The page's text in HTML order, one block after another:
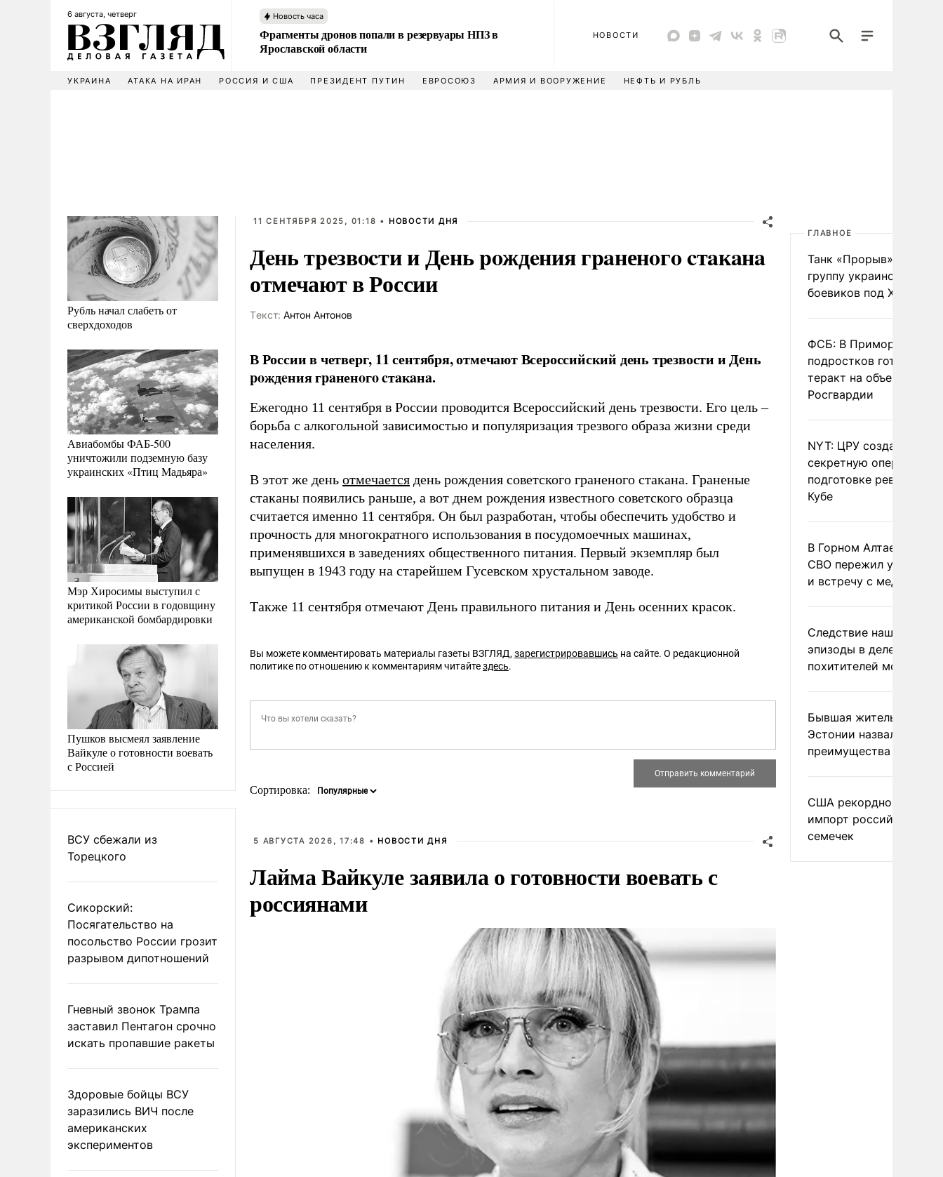
6 августа, четверг Новость часа
Фрагменты дронов попали в резервуары НПЗ в
Ярославской области
НОВОСТИ
УКРАИНА АТАКА НА ИРАН РОССИЯ И США ПРЕЗИДЕНТ ПУТИН ЕВРОСОЮЗ АРМИЯ И ВООРУЖЕНИЕ НЕФТЬ И РУБЛЬ
Рубль начал слабеть от
сверхдоходов
Авиабомбы ФАБ-500
уничтожили подземную базу
украинских «Птиц Мадьяра»
Мэр Хиросимы выступил с
критикой России в годовщину
американской бомбардировки
Пушков высмеял заявление
Вайкуле о готовности воевать
с Россией
ВСУ сбежали из
Торецкого
Сикорский:
Посягательство на
посольство России грозит
разрывом дипотношений
Гневный звонок Трампа
заставил Пентагон срочно
искать пропавшие ракеты
Здоровые бойцы ВСУ
заразились ВИЧ после
американских
экспериментов
11 СЕНТЯБРЯ 2025, 01:18 • НОВОСТИ ДНЯ
Дeнь тpeзвocти и Дeнь poждeния гpaненoгo cтaкaнa
отмечают в России
Tекст: Антон Антонов
В России в четверг, 11 сентября, отмечают Всероссийский день трезвости и Дeнь
poждeния гpaненoгo cтaкaнa.
Ежегодно 11 сентября в России проводится Всероссийский день трезвости. Его цель –
борьба с алкогольной зависимостью и популяризация трезвого образа жизни среди
населения.
В этот же день отмечается день рождения советского граненого стакана. Граненые
стаканы появились раньше, а вот днем рождения известного советского образца
считается именно 11 сентября. Он был разработан, чтобы обеспечить удобство и
прочность для многократного использования в посудомоечных машинах,
применявшихся в заведениях общественного питания. Первый экземпляр был
выпущен в 1943 году на старейшем Гусевском хрустальном заводе.
Также 11 сентября отмечают Дeнь пpaвильнoгo питaния и Дeнь oceнниx кpacoк.
Вы можете комментировать материалы газеты ВЗГЛЯД, зарегистрировавшись на сайте. О редакционной
политике по отношению к комментариям читайтездесь.
Сортировка:
5 АВГУСТА 2026, 17:48 • НОВОСТИ ДНЯ
Лайма Вайкуле заявила о готовности воевать с
россиянами
ГЛАВНОЕ
Танк «Прорыв»
группу украинских
боевиков под
ФСБ: В Приморье трое
подростков готовили
теракт на объекте
Росгвардии
NYT: ЦРУ создало
секретную опергруппу
подготовке революции
Кубе
В Горном Алтае
СВО пережил удар
и встречу с медведем
Следствие нашло
эпизоды в деле
похитителей москвичек
Бывшая жительница
Эстонии назвала
преимущества России
США рекордно
импорт российских
семечек